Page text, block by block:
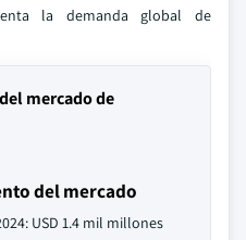
la demanda global de
mercado de
del mercado
USD 1.4 mil millones